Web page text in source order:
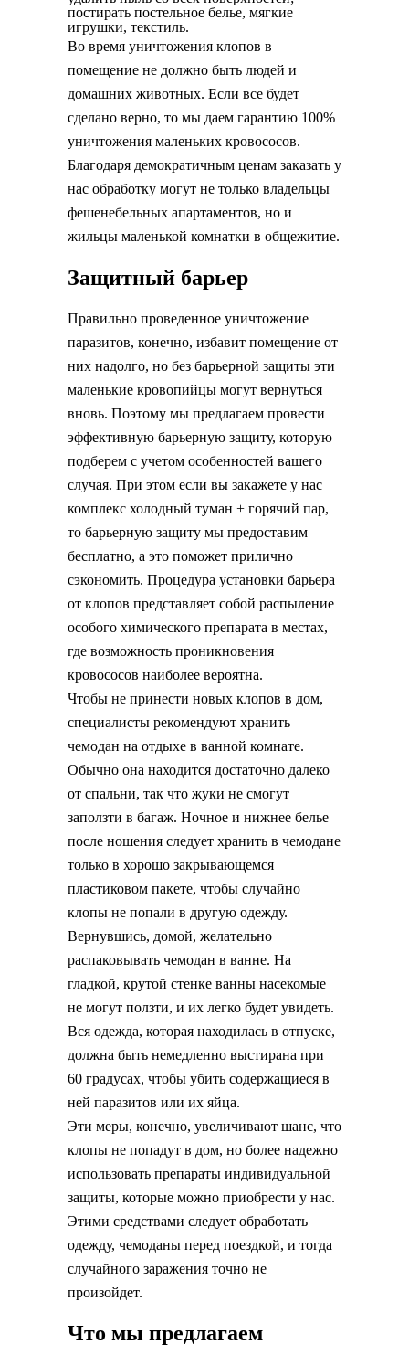
постирать постельное белье, мягкие
игрушки, текстиль.
Во время уничтожения клопов в
помещение не должно быть людей и
домашних животных. Если все будет
сделано верно, то мы даем гарантию 100%
уничтожения маленьких кровососов.
Благодаря демократичным ценам заказать у
нас обработку могут не только владельцы
фешенебельных апартаментов, но и
жильцы маленькой комнатки в общежитие.
Защитный барьер
Правильно проведенное уничтожение
паразитов, конечно, избавит помещение от
них надолго, но без барьерной защиты эти
маленькие кровопийцы могут вернуться
вновь. Поэтому мы предлагаем провести
эффективную барьерную защиту, которую
подберем с учетом особенностей вашего
случая. При этом если вы закажете у нас
комплекс холодный туман + горячий пар,
то барьерную защиту мы предоставим
бесплатно, а это поможет прилично
сэкономить. Процедура установки барьера
от клопов представляет собой распыление
особого химического препарата в местах,
где возможность проникновения
кровососов наиболее вероятна.
Чтобы не принести новых клопов в дом,
специалисты рекомендуют хранить
чемодан на отдыхе в ванной комнате.
Обычно она находится достаточно далеко
от спальни, так что жуки не смогут
заползти в багаж. Ночное и нижнее белье
после ношения следует хранить в чемодане
только в хорошо закрывающемся
пластиковом пакете, чтобы случайно
клопы не попали в другую одежду.
Вернувшись, домой, желательно
распаковывать чемодан в ванне. На
гладкой, крутой стенке ванны насекомые
не могут ползти, и их легко будет увидеть.
Вся одежда, которая находилась в отпуске,
должна быть немедленно выстирана при
60 градусах, чтобы убить содержащиеся в
ней паразитов или их яйца.
Эти меры, конечно, увеличивают шанс, что
клопы не попадут в дом, но более надежно
использовать препараты индивидуальной
защиты, которые можно приобрести у нас.
Этими средствами следует обработать
одежду, чемоданы перед поездкой, и тогда
случайного заражения точно не
произойдет.
Что мы предлагаем